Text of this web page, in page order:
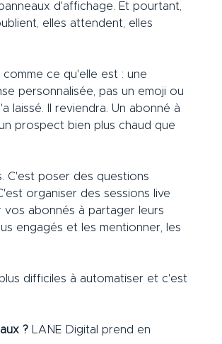
d'affichage. Et pourtant,
elles attendent, elles
ce qu'elle est : une
personnalisée, pas un emoji ou
laissé. Il reviendra. Un abonné à
prospect bien plus chaud que
C'est poser des questions
organiser des sessions live
abonnés à partager leurs
engagés et les mentionner, les
difficiles à automatiser et c'est
? LANE Digital prend en